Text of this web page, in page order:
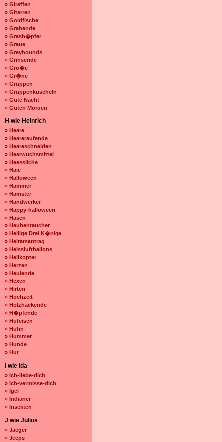
» Giraffen
» Gitarren
» Goldfische
» Grabende
» Grash�pfer
» Graue
» Greyhounds
» Grinsende
» Gro�e
» Gr�ne
» Gruppen
» Gruppenkuscheln
» Gute Nacht
» Guten Morgen
H wie Heinrich
» Haare
» Haareraufende
» Haareschneiden
» Haarwuchsmittel
» Haessliche
» Haie
» Halloween
» Hammer
» Hamster
» Handwerker
» Happy-halloween
» Hasen
» Haubentaucher
» Heilige Drei K�nige
» Heiratsantrag
» Heissluftballons
» Helikopter
» Herzen
» Heulende
» Hexen
» Hirten
» Hochzeit
» Holzhackende
» H�pfende
» Hufeisen
» Huhn
» Hummer
» Hunde
» Hut
I wie Ida
» Ich-liebe-dich
» Ich-vermisse-dich
» Igel
» Indianer
» Insekten
J wie Julius
» Jaeger
» Jeeps